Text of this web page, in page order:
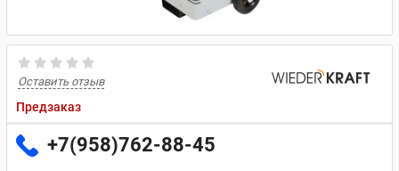
Оставить отзыв
Предзаказ
+7(958)762-88-45